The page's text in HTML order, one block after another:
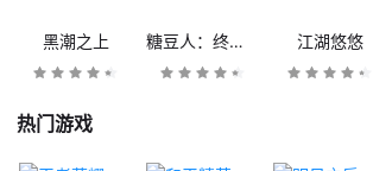
黑潮之上 糖豆人：终极淘汰赛 江湖悠悠
热门游戏